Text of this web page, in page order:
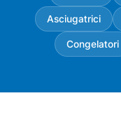
Asciugatrici
Congelatori